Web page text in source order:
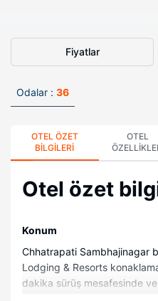
Fiyatlar
Odalar : 36
OTEL ÖZET
BILGILERI
OTEL
Otel özet
Konum
Chhatrapati Sambhajinagar
Lodging & Resorts
dakika sürüş mesafesinde